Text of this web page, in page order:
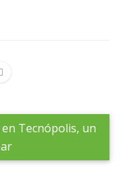
Tecnópolis, un